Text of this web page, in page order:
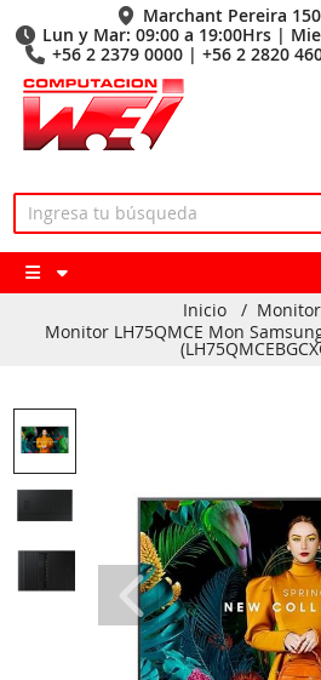
Marchant Pereira
Lun y Mar: 09:00 a 19:00Hrs |
+56 2 2379 0000 | +56 2 2820
Inicio /
Monitor LH75QMCE Mon